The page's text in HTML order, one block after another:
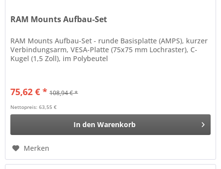
RAM Mounts Aufbau-Set
RAM Mounts Aufbau-Set - runde Basisplatte (AMPS), kurzer
Verbindungsarm, VESA-Platte (75x75 mm Lochraster), C-
Kugel (1,5 Zoll), im Polybeutel
75,62 € * 108,94 € *
Nettopreis: 63,55 €
In den Warenkorb
Merken